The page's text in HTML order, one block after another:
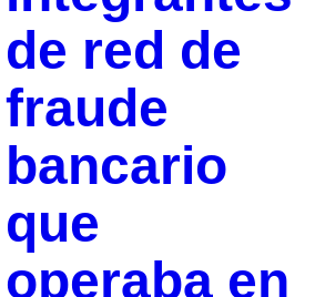
de red de
fraude
bancario
que
operaba en